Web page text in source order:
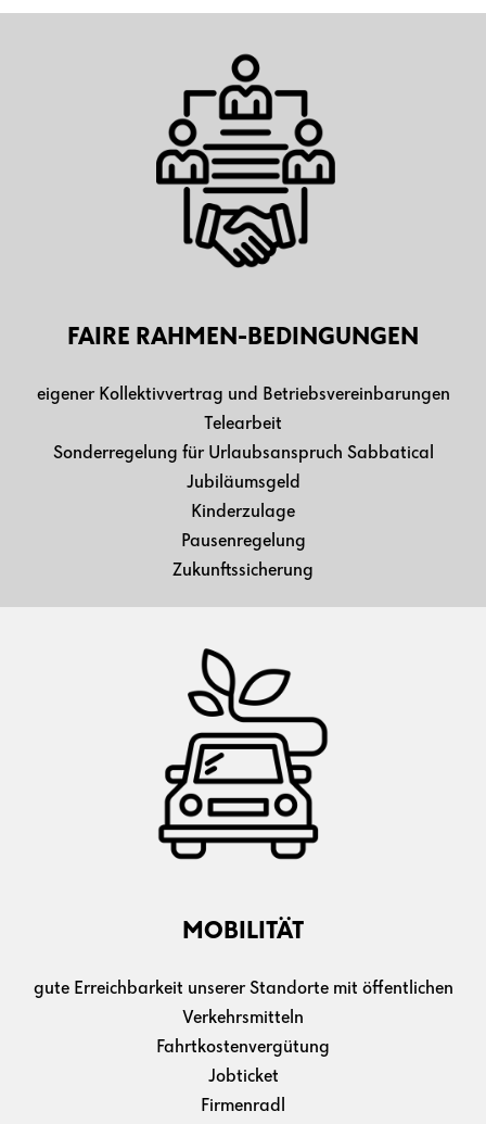
FAIRE RAHMEN-BEDINGUNGEN
eigener Kollektivvertrag und Betriebsvereinbarungen
Telearbeit
Sonderregelung für Urlaubsanspruch Sabbatical
Jubiläumsgeld
Kinderzulage
Pausenregelung
Zukunftssicherung
MOBILITÄT
gute Erreichbarkeit unserer Standorte mit öffentlichen
Verkehrsmitteln
Fahrtkostenvergütung
Jobticket
Firmenradl